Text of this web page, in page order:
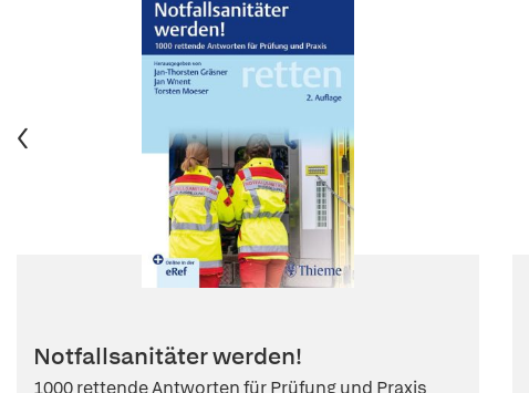
Notfallsanitäter werden!
1000 rettende Antworten für Prüfung und Praxis